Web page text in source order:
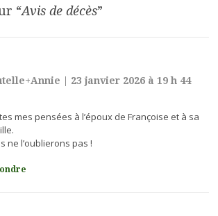
“Avis de décès”
23 janvier 2026 à 19 h 44
mes pensées à l’époux de Françoise et à sa
ne l’oublierons pas !